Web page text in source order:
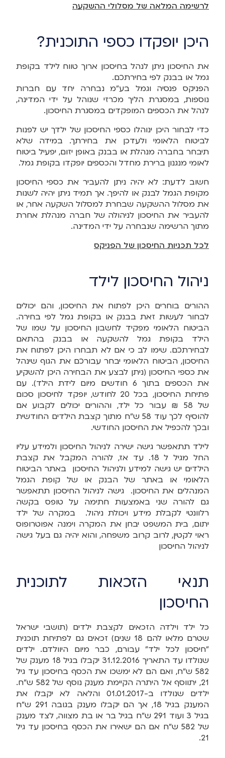
לרשימה המלאה של מסלולי ההשקעה
היכן יופקדו כספי התוכנית?
את החיסכון ניתן לנהל בחיסכון ארוך טווח לילד בקופת
גמל או בבנק לפי בחירתכם.
הפניקס פנסיה וגמל בע"מ נבחרה יחד עם חברות
נוספות, במסגרת הליך מכרזי שנוהל על ידי המדינה,
לנהל את הכספים המופקדים במסגרת החיסכון.
כדי לבחור היכן ינוהלו כספי החיסכון של ילדך יש לפנות
לביטוח הלאומי ולעדכן את בחירתך. במידה שלא
תיבחר בחברה מנהלת או בבנק באופן יזום, יפעיל ביטוח
לאומי מנגנון ברירת מחדל והכספים יופקדו בקופת גמל.
חשוב לדעת: לא יהיה ניתן להעביר את כספי החיסכון
מקופת הגמל לבנק או להיפך. אך תמיד ניתן יהיה לשנות
את מסלול ההשקעה שבחרת למסלול השקעה אחר, או
להעביר את החיסכון לניהולה של חברה מנהלת אחרת
מתוך הרשימה שנבחרה על ידי המדינה.
לכל תכניות החיסכון של הפניקס
ניהול החיסכון לילד
ההורים בוחרים היכן לפתוח את החיסכון, והם יכולים
לבחור לעשות זאת בבנק או בקופת גמל לפי בחירה.
הביטוח הלאומי מפקיד לחשבון החיסכון על שמו של
הילד בקופת גמל להשקעה או בבנק בהתאם
לבחירתכם. שימו לב כי אם לא תבחרו היכן לפתוח את
החיסכון, הביטוח הלאומי יבחר עבורכם את הגוף שינהל
את כספי החיסכון (ניתן לבצע את הבחירה היכן להשקיע
את הכספים בתוך 6 חודשים מיום לידת הילד). עם
פתיחת החיסכון, בכל 20 לחודש, יופקד לחיסכון סכום
של 58 ₪ עבור כל ילד, וההורים יכולים לקבוע אם
להוסיף לכך עוד 58 ש"ח מתוך קצבת הילדים החודשית
ובכך להכפיל את החיסכון החודשי.
לילד תתאפשר גישה ישירה לניהול החיסכון ולמידע עליו
החל מגיל ל 18. עד אז, להורה המקבל את קצבת
הילדים יש גישה למידע ולניהול החיסכון באתר הביטוח
הלאומי או באתר של הבנק או של קופת הגמל
המנהלים את החיסכון. גישה לניהול החיסכון תתאפשר
גם להורה שני באמצעות חתימה על טופס בקשה
רלוונטי לקבלת מידע ויכולת ניהול. במקרה של ילד
יתום, בית המשפט יבחן את המקרה וימנה אפוטרופוס
ראוי לקטין, לרוב קרוב משפחה, והוא יהיה גם בעל גישה
לניהול החיסכון
תנאי הזכאות לתוכנית
החיסכון
כל ילד וילדה הזכאים לקצבת ילדים (תושבי ישראל
שטרם מלאו להם 18 שנים) זכאים גם לפתיחת תוכנית
"חיסכון לכל ילד" עבורם, כבר מיום היוולדם. ילדים
שנולדו עד התאריך 31.12.2016 יקבלו בגיל 18 מענק של
582 ש"ח, ואם הם לא ימשכו את הכסף בחיסכון עד גיל
21, יתווסף אל היתרה הקיימת מענק נוסף של 582 ש"ח.
ילדים שנולדו ב-01.01.2017 והלאה לא יקבלו את
המענק בגיל 18, אך הם יקבלו מענק בגובה 291 ש"ח
בגיל 3 ועוד 291 ש"ח בגיל בר או בת מצווה, לצד מענק
של 582 ש"ח אם הם ישאירו את הכסף בחיסכון עד גיל
21.